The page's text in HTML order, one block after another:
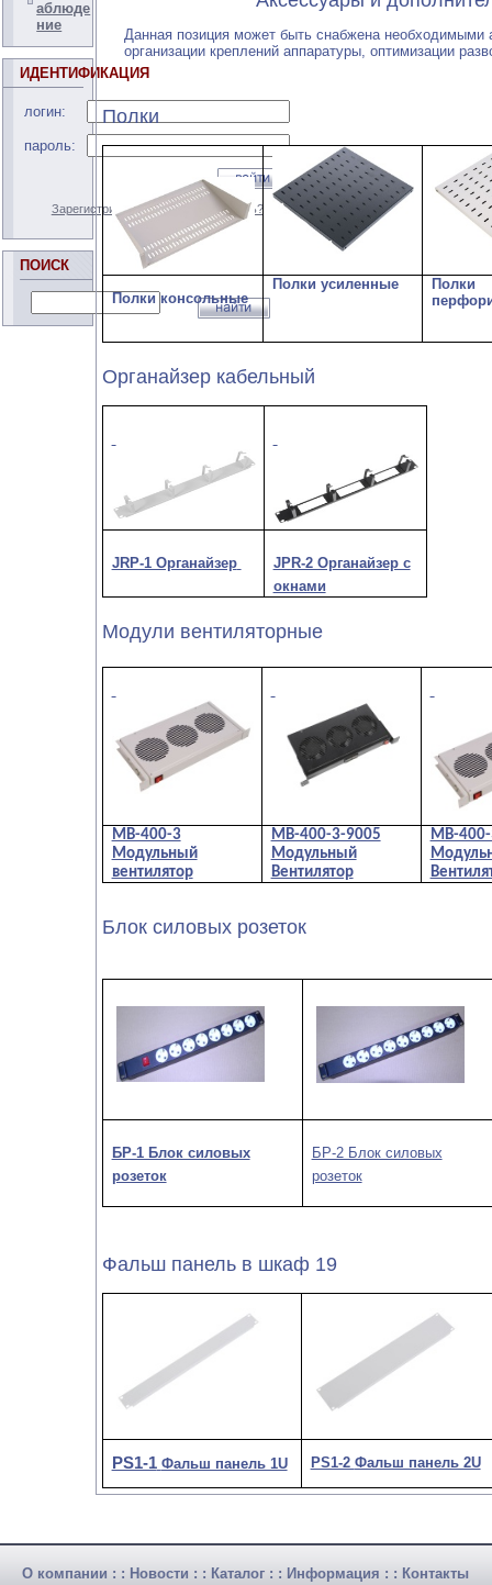
аблюде
ние
ИДЕНТИФИКАЦИЯ
логин:
пароль:
Зарегистрироваться Забыли пароль?
ПОИСК
Данная позиция может быть снабжена
организации креплений аппаратуры, оптимизации
Полки
Полки консольные
Полки усиленные
Полки
Органайзер кабельный
JRP-1 Органайзер
JPR-2 Органайзер с
окнами
Модули вентиляторные
МВ-400-3
Модульный
вентилятор
МВ-400-3-9005
Модульный
Вентилятор
МВ-
Блок силовых розеток
БР-1 Блок силовых
розеток
БР-2 Блок силовых
розеток
Фальш панель в шкаф 19
PS1-1 Фальш панель 1U PS1-2 Фальш панель 2U
О компании : : Новости : : Каталог : : Информация : : Контакты